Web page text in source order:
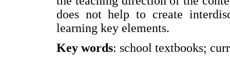
does not help to create
learning key elements.
Key words: school textbooks;